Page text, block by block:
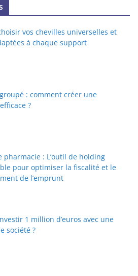
vos chevilles universelles et
à chaque support
: comment créer une
?
pharmacie : L’outil de holding
pour optimiser la fiscalité et le
de l’emprunt
1 million d’euros avec une
société ?